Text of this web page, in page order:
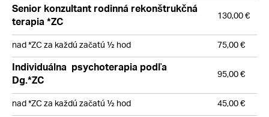
Senior konzultantrodinná rekonštrukčná
terapia *ZC
130,00 €
nad *ZC za každú začatú ½ hod
75,00€
Individuálna psychoterapia podľa
Dg.*ZC
95,00 €
nad *ZC za každú začatú ½ hod
45,00€